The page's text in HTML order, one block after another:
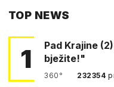
TOP NEWS
1
Pad Krajine
bježite!"
360° 232354